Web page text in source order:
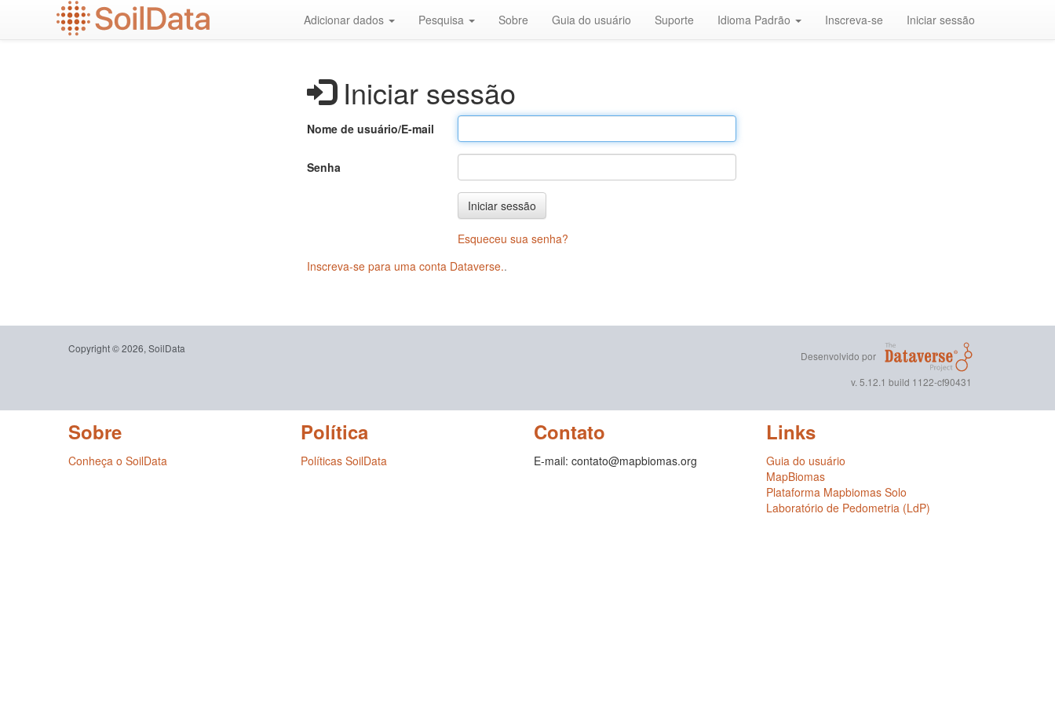
Adicionar dados Pesquisa Sobre Guia do usuário Suporte Idioma Padrão Inscreva-se Iniciar sessão
Iniciar sessão
Nome de usuário/E-mail
Senha
Iniciar sessão
Esqueceu sua senha?
Inscreva-se para uma conta Dataverse..
Copyright © 2026, SoilData
Desenvolvido por
v. 5.12.1 build 1122-cf90431
Sobre
Conheça o SoilData
Política
Políticas SoilData
Contato
E-mail: contato@mapbiomas.org
Links
Guia do usuário
MapBiomas
Plataforma Mapbiomas Solo
Laboratório de Pedometria (LdP)